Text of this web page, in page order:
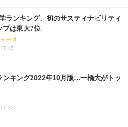
ランキング、初のサスティナビリティ
プは東大7位
ース
ンキング2022年10月版…一橋大がトッ